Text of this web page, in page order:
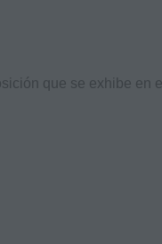
que se exhibe en